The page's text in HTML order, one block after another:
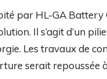
par HL-GA
Il s’agit d’un
Les travaux de
serait repoussée